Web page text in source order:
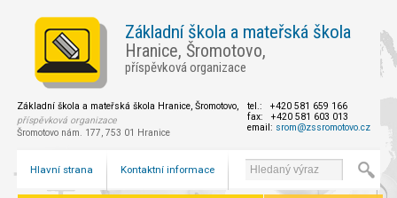
Základní škola a mateřská škola
Hranice, Šromotovo,
příspěvková organizace
Základní škola a mateřská škola Hranice, Šromotovo,
příspěvková organizace
Šromotovo nám. 177, 753 01 Hranice
tel.: +420 581 659 166
fax: +420 581 603 013
email: srom@zssromotovo.cz
Hlavní strana Kontaktní informace